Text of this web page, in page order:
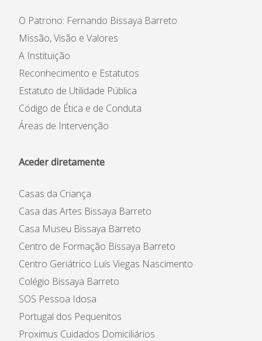
O Patrono: Fernando Bissaya Barreto
Missão, Visão e Valores
A Instituição
Reconhecimento e Estatutos
Estatuto de Utilidade Pública
Código de Ética e de Conduta
Áreas de Intervenção
Aceder diretamente
Casas da Criança
Casa das Artes Bissaya Barreto
Casa Museu Bissaya Barreto
Centro de Formação Bissaya Barreto
Centro Geriátrico Luís Viegas Nascimento
Colégio Bissaya Barreto
SOS Pessoa Idosa
Portugal dos Pequenitos
Proximus Cuidados Domiciliários